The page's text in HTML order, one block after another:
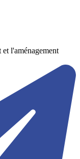
l'aménagement